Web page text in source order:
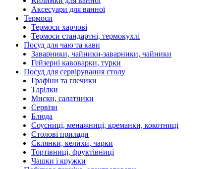
Аксесуари для ванної
Термоси
Термоси харчові
Термоси стандартні, термокухлі
Посуд для чаю та кави
Заварники, чайники-заварники, чайники
Гейзерні кавоварки, турки
Посуд для сервірування столу
Графіни та глечики
Тарілки
Миски, салатники
Сервізи
Блюда
Соусниці, менажниці, креманки, кокотниці
Столові прилади
Склянки, келихи, чарки
Тортівниці, фруктівниці
Чашки і кружки